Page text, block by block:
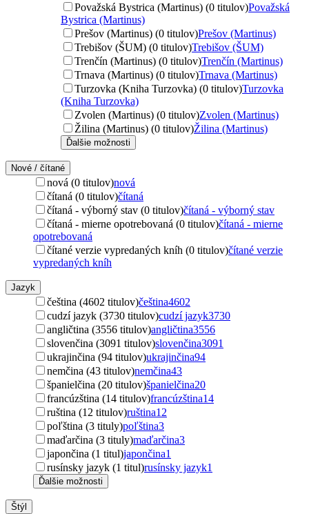
Považská Bystrica (Martinus) (0 titulov)Považská
Bystrica (Martinus)
Prešov (Martinus) (0 titulov)Prešov (Martinus)
Trebišov (ŠUM) (0 titulov)Trebišov (ŠUM)
Trenčín (Martinus) (0 titulov)Trenčín (Martinus)
Trnava (Martinus) (0 titulov)Trnava (Martinus)
Turzovka (Kniha Turzovka) (0 titulov)Turzovka
(Kniha Turzovka)
Zvolen (Martinus) (0 titulov)Zvolen (Martinus)
Žilina (Martinus) (0 titulov)Žilina (Martinus)
Ďalšie možnosti
Nové / čítané
nová (0 titulov)nová
čítaná (0 titulov)čítaná
čítaná - výborný stav (0 titulov)čítaná - výborný stav
čítaná - mierne opotrebovaná (0 titulov)čítaná - mierne
opotrebovaná
čítané verzie vypredaných kníh (0 titulov)čítané verzie
vypredaných kníh
Jazyk
čeština (4602 titulov)čeština4602
cudzí jazyk (3730 titulov)cudzí jazyk3730
angličtina (3556 titulov)angličtina3556
slovenčina (3091 titulov)slovenčina3091
ukrajinčina (94 titulov)ukrajinčina94
nemčina (43 titulov)nemčina43
španielčina (20 titulov)španielčina20
francúzština (14 titulov)francúzština14
ruština (12 titulov)ruština12
poľština (3 tituly)poľština3
maďarčina (3 tituly)maďarčina3
japončina (1 titul)japončina1
rusínsky jazyk (1 titul)rusínsky jazyk1
Ďalšie možnosti
Štýl